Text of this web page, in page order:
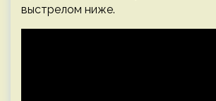
выстрелом ниже.